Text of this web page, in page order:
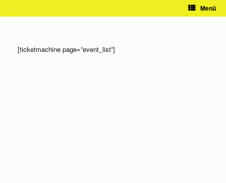
Menü
[ticketmachine page=”event_list”]